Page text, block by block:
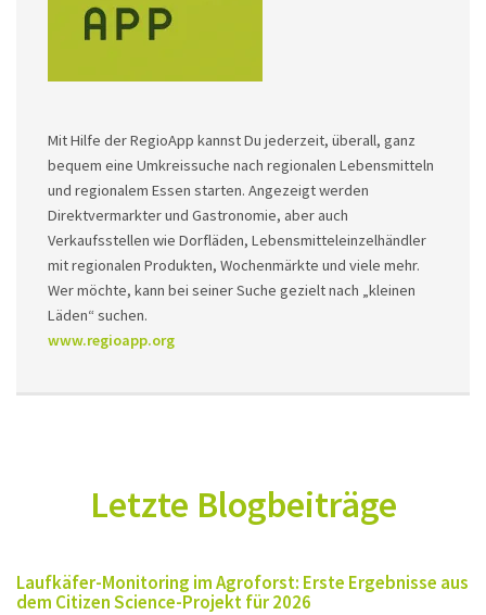
Mit Hilfe der RegioApp kannst Du jederzeit, überall, ganz
bequem eine Umkreissuche nach regionalen Lebensmitteln
und regionalem Essen starten. Angezeigt werden
Direktvermarkter und Gastronomie, aber auch
Verkaufsstellen wie Dorfläden, Lebensmitteleinzelhändler
mit regionalen Produkten, Wochenmärkte und viele mehr.
Wer möchte, kann bei seiner Suche gezielt nach „kleinen
Läden“ suchen.
www.regioapp.org
Letzte Blogbeiträge
Laufkäfer-Monitoring im Agroforst: Erste Ergebnisse aus
dem Citizen Science-Projekt für 2026